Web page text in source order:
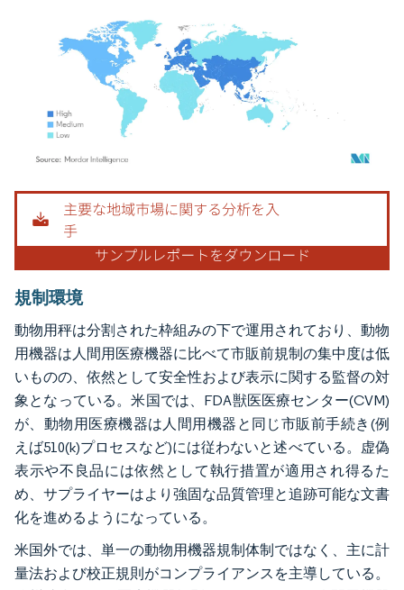
画像 © Mordor Intelligence。再利用にはCC BY 4.0の表示が必要です。
規制環境
動物用秤は分割された枠組みの下で運用されており、動物
用機器は人間用医療機器に比べて市販前規制の集中度は低
いものの、依然として安全性および表示に関する監督の対
象となっている。米国では、FDA獣医医療センター(CVM)
が、動物用医療機器は人間用機器と同じ市販前手続き(例
えば510(k)プロセスなど)には従わないと述べている。虚偽
表示や不良品には依然として執行措置が適用され得るた
め、サプライヤーはより強固な品質管理と追跡可能な文書
化を進めるようになっている。
米国外では、単一の動物用機器規制体制ではなく、主に計
量法および校正規則がコンプライアンスを主導している。